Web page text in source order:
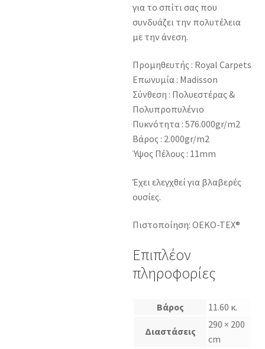
για το σπίτι σας που
συνδυάζει την πολυτέλεια
με την άνεση.
Προμηθευτής : Royal Carpets
Επωνυμία : Madisson
Σύνθεση : Πολυεστέρας &
Πολυπροπυλένιο
Πυκνότητα : 576.000gr/m2
Βάρος : 2.000gr/m2
Ύψος Πέλους : 11mm
Έχει ελεγχθεί για βλαβερές
ουσίες.
Πιστοποίηση: OEKO-TEX®
Επιπλέον
πληροφορίες
Βάρος 11.60 κ.
Διαστάσεις
290 × 200
cm